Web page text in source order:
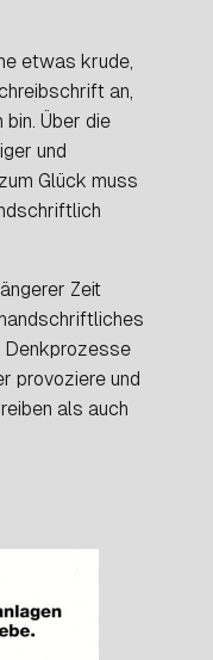
etwas krude,
an,
Über die
und
Glück muss
Zeit
Denkprozesse
provoziere und
als auch